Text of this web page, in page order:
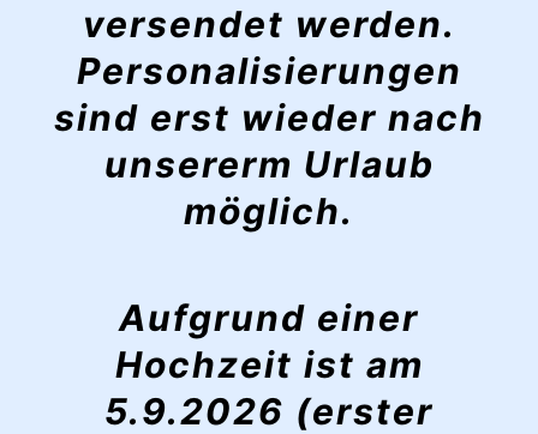
versendet werden.
Personalisierungen
sind erst wieder nach
unsererm Urlaub
möglich.
Aufgrund einer
Hochzeit ist am
5.9.2026 (erster